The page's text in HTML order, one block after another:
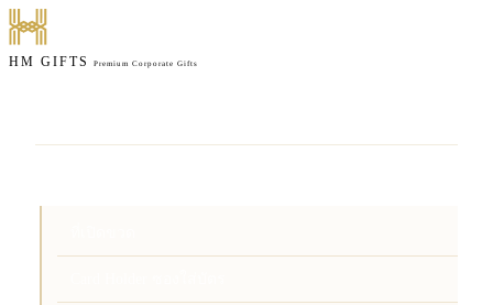
HM GIFTS Premium Corporate Gifts